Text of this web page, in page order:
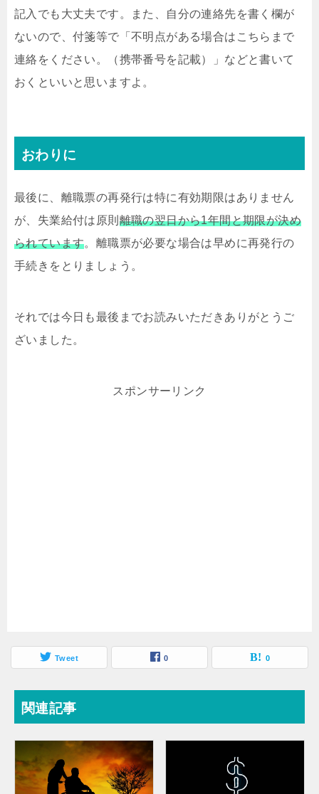
記入でも大丈夫です。また、自分の連絡先を書く欄が
ないので、付箋等で「不明点がある場合はこちらまで
連絡をください。（携帯番号を記載）」などと書いて
おくといいと思いますよ。
おわりに
最後に、離職票の再発行は特に有効期限はありません
が、失業給付は原則 離職の翌日から1年間と期限が決め
られています。離職票が必要な場合は早めに再発行の
手続きをとりましょう。
それでは今日も最後までお読みいただきありがとうご
ざいました。
スポンサーリンク
Tweet 0 0
関連記事